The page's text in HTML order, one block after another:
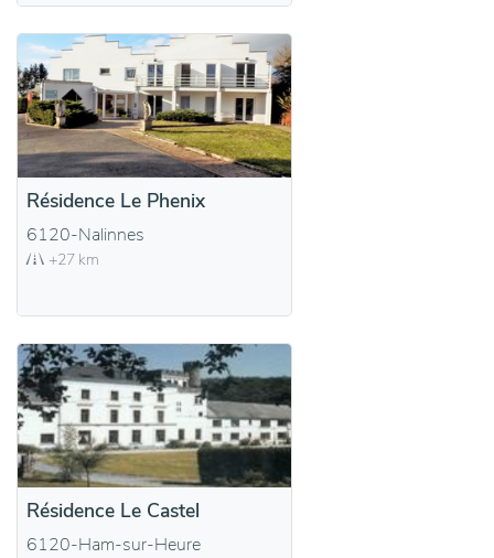
Résidence Le Phenix
6120-Nalinnes
+27 km
Résidence Le Castel
6120-Ham-sur-Heure